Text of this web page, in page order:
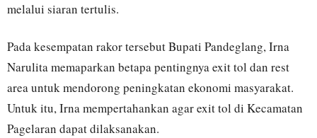
melalui siaran tertulis.
Pada kesempatan rakor tersebut Bupati Pandeglang, Irna
Narulita memaparkan betapa pentingnya exit tol dan rest
area untuk mendorong peningkatan ekonomi masyarakat.
Untuk itu, Irna mempertahankan agar exit tol di Kecamatan
Pagelaran dapat dilaksanakan.